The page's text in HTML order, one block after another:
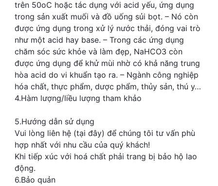
trên 50oC hoặc tác dụng với acid yếu, ứng dụng
trong sản xuất muối và đồ uống sủi bọt. – Nó còn
được ứng dụng trong xử lý nước thải, đóng vai trò
như một acid hay base. – Trong các ứng dụng
chăm sóc sức khỏe và làm đẹp, NaHCO3 còn
được ứng dụng để khử mùi nhờ có khả năng trung
hòa acid do vi khuẩn tạo ra. – Ngành công nghiệp
hóa chất, thực phẩm, dược phẩm, thủy sản, thú y…
4.Hàm lượng/liều lượng tham khảo
5.Hướng dẫn sử dụng
Vui lòng liên hệ (tại đây) để chúng tôi tư vấn phù
hợp nhất với nhu cầu của quý khách!
Khi tiếp xúc với hoá chất phải trang bị bảo hộ lao
động.
6.Bảo quản